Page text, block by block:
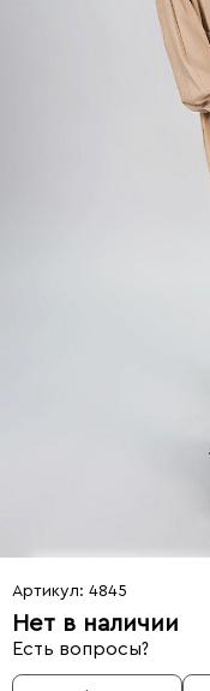
Артикул: 4845
Нет в наличии
Есть вопросы?